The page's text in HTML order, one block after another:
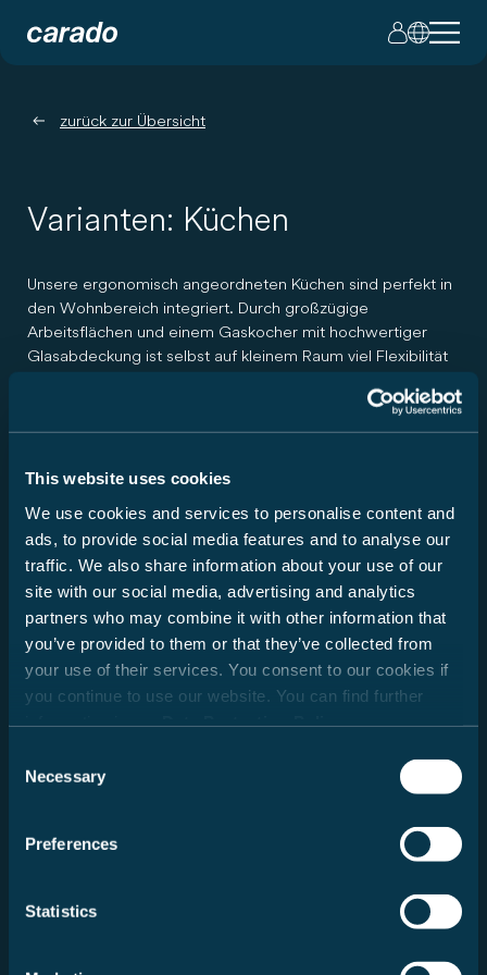
This website uses cookies
We use cookies and services to personalise content and
ads, to provide social media features and to analyse our
traffic. We also share information about your use of our
site with our social media, advertising and analytics
partners who may combine it with other information that
you’ve provided to them or that they’ve collected from
your use of their services. You consent to our cookies if
you continue to use our website. You can find further
Selection
Necessary
Preferences
Statistics
zurück zur Übersicht
Varianten: Küchen
Unsere ergonomisch angeordneten Küchen sind perfekt in
den Wohnbereich integriert. Durch großzügige
Arbeitsflächen und einem Gaskocher mit hochwertiger
Glasabdeckung ist selbst auf kleinem Raum viel Flexibilität
geräumige Schubkästen mit Servo-Soft im Küchenblock,
LED-Beleuchtung, geräumiger Kühlschrank mit Gefrierfach.
Winkelküche